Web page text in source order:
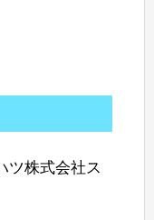
ツ株式会社ス